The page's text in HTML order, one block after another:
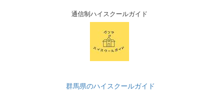
通信制ハイスクールガイド
群馬県のハイスクールガイド